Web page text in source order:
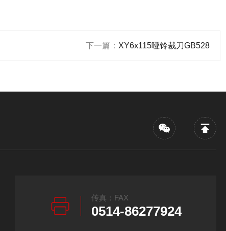
下一篇： XY6x115哑铃裁刀GB528
传真：FAX
0514-86277924